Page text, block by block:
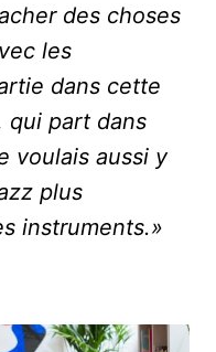
des choses
les
dans cette
qui part dans
voulais aussi y
plus
instruments.»